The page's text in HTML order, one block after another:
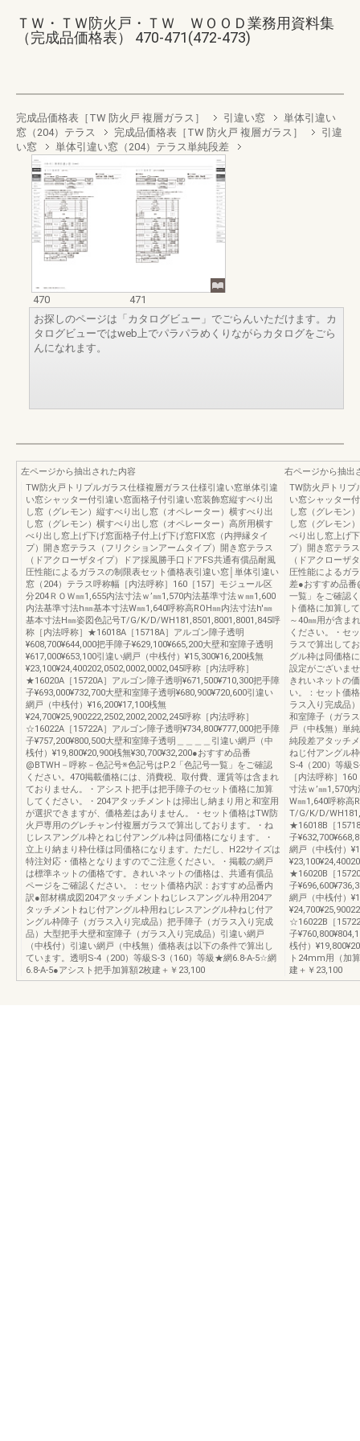
ＴＷ・ＴＷ防火戸・ＴＷ ＷＯＯＤ業務用資料集
（完成品価格表） 470-471(472-473)
完成品価格表［TW 防火戸 複層ガラス］ 引違い窓
単体引違い
窓（204）テラス
完成品価格表［TW 防火戸 複層ガラス］
引違
い窓
単体引違い窓（204）テラス単純段差
470
471
お探しのページは「カタログビュー」でごらんいただけます。カ
タログビューではweb上でパラパラめくりながらカタログをごら
んになれます。
左ページから抽出された内容
TW防火戸トリプルガラス仕様複層ガラス仕様引違い窓単体引違
い窓シャッター付引違い窓面格子付引違い窓装飾窓縦すべり出
し窓（グレモン）縦すべり出し窓（オペレーター）横すべり出
し窓（グレモン）横すべり出し窓（オペレーター）高所用横す
べり出し窓上げ下げ窓面格子付上げ下げ窓FIX窓（内押縁タイ
プ）開き窓テラス（フリクションアームタイプ）開き窓テラス
（ドアクローザタイプ）ドア採風勝手口ドアFS共通有償品耐風
圧性能によるガラスの制限表セット価格表引違い窓│単体引違い
窓（204）テラス呼称幅［内法呼称］160［157］モジュール区
分204ＲＯＷ㎜1,655内法寸法ｗ’㎜1,570内法基準寸法ｗ㎜1,600
内法基準寸法h㎜基本寸法W㎜1,640呼称高ROH㎜内法寸法h'㎜
基本寸法H㎜姿図色記号T/G/K/D/WH181,8501,8001,8001,845呼
称［内法呼称］★16018A［15718A］アルゴン障子透明
¥608,700¥644,000把手障子¥629,100¥665,200大壁和室障子透明
¥617,000¥653,100引違い網戸（中桟付）¥15,300¥16,200桟無
¥23,100¥24,400202,0502,0002,0002,045呼称［内法呼称］
★16020A［15720A］アルゴン障子透明¥671,500¥710,300把手障
子¥693,000¥732,700大壁和室障子透明¥680,900¥720,600引違い
網戸（中桟付）¥16,200¥17,100桟無
¥24,700¥25,900222,2502,2002,2002,245呼称［内法呼称］
☆16022A［15722A］アルゴン障子透明¥734,800¥777,000把手障
子¥757,200¥800,500大壁和室障子透明＿＿＿＿引違い網戸（中
桟付）¥19,800¥20,900桟無¥30,700¥32,200●おすすめ品番
@BTWH－呼称－色記号※色記号はP.2「色記号一覧」をご確認
ください。470掲載価格には、消費税、取付費、運賃等は含まれ
ておりません。・アシスト把手は把手障子のセット価格に加算
してください。・204アタッチメントは掃出し納まり用と和室用
が選択できますが、価格差はありません。・セット価格はTW防
火戸専用のグレチャン付複層ガラスで算出しております。・ね
じレスアングル枠とねじ付アングル枠は同価格になります。・
立上り納まり枠仕様は同価格になります。ただし、H22サイズは
特注対応・価格となりますのでご注意ください。・掲載の網戸
は標準ネットの価格です。きれいネットの価格は、共通有償品
ページをご確認ください。：セット価格内訳：おすすめ品番内
訳●部材構成図204アタッチメントねじレスアングル枠用204ア
タッチメントねじ付アングル枠用ねじレスアングル枠ねじ付ア
ングル枠障子（ガラス入り完成品）把手障子（ガラス入り完成
品）大型把手大壁和室障子（ガラス入り完成品）引違い網戸
（中桟付）引違い網戸（中桟無）価格表は以下の条件で算出し
ています。透明S-4（200）等級S-3（160）等級★網6.8-A-5☆網
6.8-A-5●アシスト把手加算額2枚建＋￥23,100
右ページから抽出
TW防火戸トリプ
い窓シャッター
し窓（グレモン
し窓（グレモン
べり出し窓上げ
プ）開き窓テラ
（ドアクローザ
圧性能によるガ
差●おすすめ品番
一覧」をご確認
ト価格に加算し
～40㎜用が含ま
ください。・セ
ラスで算出して
グル枠は同価格
設定がございま
きれいネットの
い。：セット価
ラス入り完成品
和室障子（ガラ
戸（中桟無）単
純段差アタッチ
ねじ付アングル
S-4（200）等級
［内法呼称］
寸法ｗ’㎜1,570
W㎜1,640呼称高
T/G/K/D/
★16018B［
子
網戸（中桟付）
★16020B［
子
網戸（中桟付）
☆16022B［
子
桟付）
ト24mm用（加
建＋￥23,100